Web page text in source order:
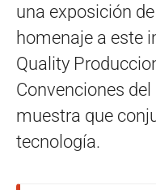
una exposición
homenaje a este
Quality
Convenciones
muestra que
tecnología.